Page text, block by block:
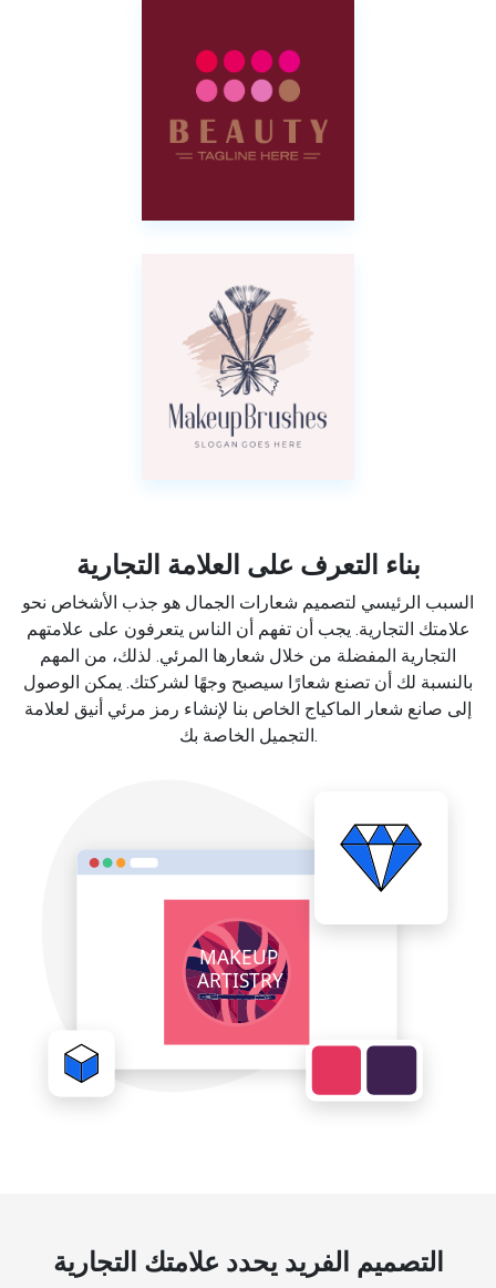
بناء التعرف على العلامة التجارية
السبب الرئيسي لتصميم شعارات الجمال هو جذب الأشخاص نحو
علامتك التجارية. يجب أن تفهم أن الناس يتعرفون على علامتهم
التجارية المفضلة من خلال شعارها المرئي. لذلك، من المهم
بالنسبة لك أن تصنع شعارًا سيصبح وجهًا لشركتك. يمكن الوصول
إلى صانع شعار الماكياج الخاص بنا لإنشاء رمز مرئي أنيق لعلامة
التجميل الخاصة بك.
التصميم الفريد يحدد علامتك التجارية